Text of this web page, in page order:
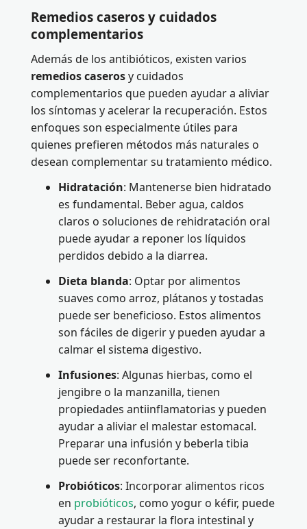
Remedios caseros y cuidados
complementarios
Además de los antibióticos, existen varios
remedios caserosy cuidados
complementarios que pueden ayudar a aliviar
los síntomas y acelerar la recuperación. Estos
enfoques son especialmente útiles para
quienes prefieren métodos más naturales o
desean complementar su tratamiento médico.
Hidratación: Mantenerse bien hidratado
es fundamental. Beber agua, caldos
claros o soluciones de rehidratación oral
puede ayudar a reponer los líquidos
perdidos debido a la diarrea.
Dieta blanda: Optar por alimentos
suaves como arroz, plátanos y tostadas
puede ser beneficioso. Estos alimentos
son fáciles de digerir y pueden ayudar a
calmar el sistema digestivo.
Infusiones: Algunas hierbas, como el
jengibre o la manzanilla, tienen
propiedades antiinflamatorias y pueden
ayudar a aliviar el malestar estomacal.
Preparar una infusión y beberla tibia
puede ser reconfortante.
Probióticos: Incorporar alimentos ricos
en probióticos, como yogur o kéfir, puede
ayudar a restaurar la flora intestinal y